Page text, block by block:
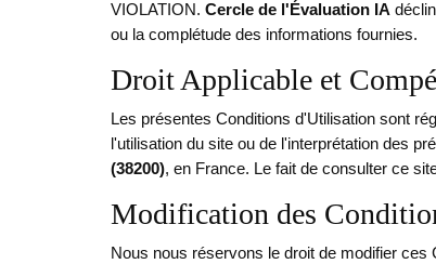
VIOLATION. Cercle de l'Évaluation IA
ou la complétude des informations fournies.
Droit Applicable et
Les présentes Conditions d'Utilisation sont
l'utilisation du site ou de l'interprétation des
(38200), en France. Le fait de consulter ce
Modification des
Nous nous réservons le droit de modifier